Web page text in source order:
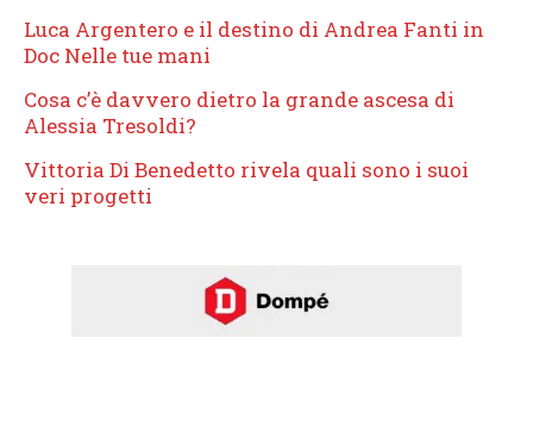
Luca Argentero e il destino di Andrea Fanti in
Doc Nelle tue mani
Cosa c’è davvero dietro la grande ascesa di
Alessia Tresoldi?
Vittoria Di Benedetto rivela quali sono i suoi
veri progetti